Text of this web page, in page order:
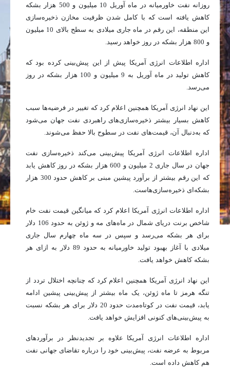
روزانه نفت خاورمیانه در ماه آوریل 10 میلیون و 500 هزار بشکه
کاهش یافته است که با کامل شدن ظرفیت مخازن ذخیره‌سازی
این منطقه، این رقم در ماه جاری میلادی به سطح بالای 10 میلیون
و 800 هزار بشکه در روز خواهد رسید.
اداره اطلاعات انرژی آمریکا پیش از این پیش‌بینی کرده بود که
کاهش تولید در ماه آوریل به 9 میلیون و 100 هزار بشکه در روز
می‌رسد.
این نهاد انرژی آمریکا همچنین اعلام کرد که تغییر در فرضیه‌ها سبب
کاهش بسیار بیشتر ذخیره‌سازی‌های راهبردی نفت جهان می‌شود
که به‌دنبال آن، قیمت‌های نفت در سطوح بالا حفظ می‌شوند.
اداره اطلاعات انرژی آمریکا پیش‌بینی می‌کند ذخیره‌سازی نفت
جهان در سال جاری 2 میلیون و 600 هزار بشکه در روز کاهش یابد
که این رقم بیشتر از برآورد پیشین مبنی بر کاهش حدود 300 هزار
بشکه‌ای ذخیره‌سازی‌هاست.
اداره اطلاعات انرژی آمریکا اعلام کرد که میانگین قیمت نفت خام
شاخص برنت دریای شمال در ماه‌های مه و ژوئن ​​به حدود 106 دلار
برای هر بشکه می‌رسد و سپس در سه ماه چهارم سال جاری
میلادی با آغاز بهبود تولید خاورمیانه به ​​حدود 89 دلار به ازای هر
بشکه کاهش خواهد یافت.
این نهاد انرژی آمریکا همچنین اعلام کرد که چنانچه اختلال تردد از
تنگه هرمز تا ماه ژوئن، یک ماه بیشتر از پیش‌بینی پیشین ادامه
یابد، قیمت نفت در کوتاه‌مدت حدود 20 دلار برای هر بشکه نسبت
به پیش‌بینی‌های کنونی افزایش خواهد یافت.
اداره اطلاعات انرژی آمریکا علاوه بر تجدیدنظر در برآوردهای
مربوط به عرضه نفت، پیش‌بینی خود را درباره تقاضای جهانی نفت
هم کاهش داده است.